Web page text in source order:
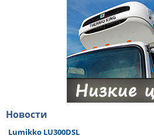
Новости
Lumikko LU300DSL